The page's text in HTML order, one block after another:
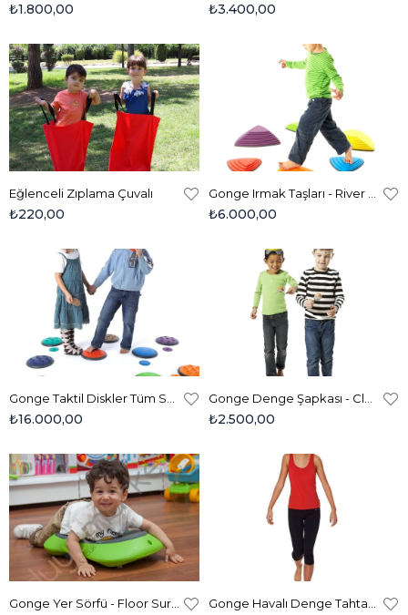
₺1.800,00 ₺3.400,00
Eğlenceli Zıplama Çuvalı
₺220,00 ₺6.000,00
₺16.000,00 ₺2.500,00